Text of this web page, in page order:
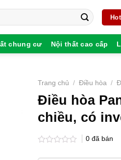
chung cư Nội thất cao cấp
Trang chủ / Điều hòa /
Điều hòa
chiều, có
0đã bán